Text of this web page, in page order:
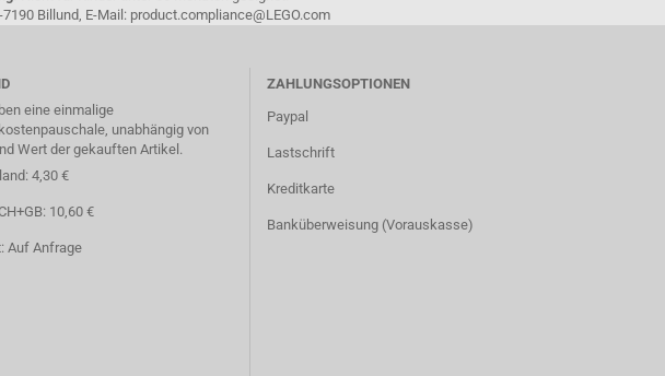
Billund, E-Mail: product.compliance@LEGO.com
eine einmalige
unabhängig von
Wert der gekauften Artikel.
4,30 €
10,60 €
Auf Anfrage
ZAHLUNGSOPTIONEN
Paypal
Lastschrift
Kreditkarte
Banküberweisung (Vorauskasse)